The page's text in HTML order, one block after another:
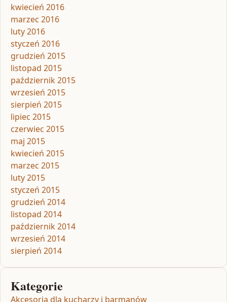
kwiecień 2016
marzec 2016
luty 2016
styczeń 2016
grudzień 2015
listopad 2015
październik 2015
wrzesień 2015
sierpień 2015
lipiec 2015
czerwiec 2015
maj 2015
kwiecień 2015
marzec 2015
luty 2015
styczeń 2015
grudzień 2014
listopad 2014
październik 2014
wrzesień 2014
sierpień 2014
Kategorie
Akcesoria dla kucharzy i barmanów